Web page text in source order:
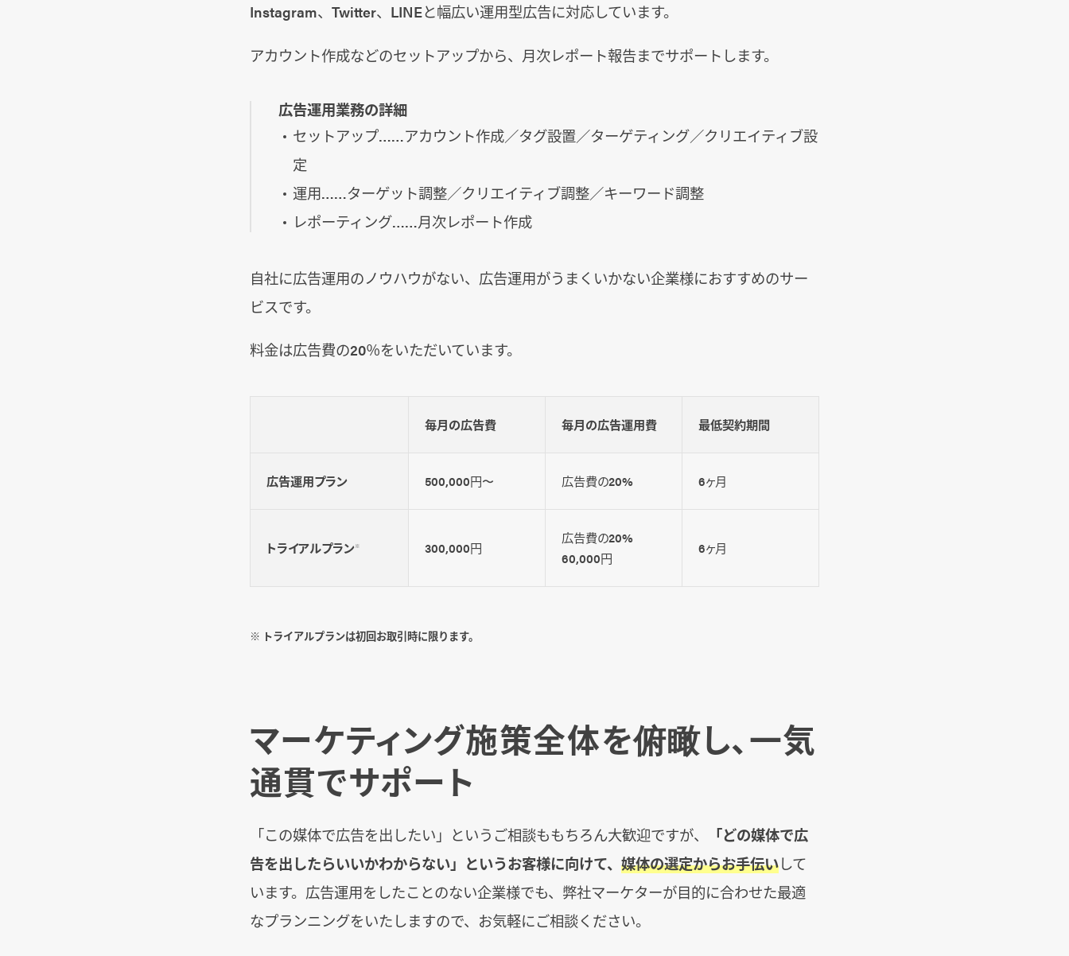
Instagram、Twitter、LINEと幅広い運用型広告に対応しています。
アカウント作成などのセットアップから、月次レポート報告までサポートします。
広告運用業務の詳細
セットアップ……アカウント作成／タグ設置／ターゲティング／クリエイティブ設
定
運用……ターゲット調整／クリエイティブ調整／キーワード調整
レポーティング……月次レポート作成
自社に広告運用のノウハウがない、広告運用がうまくいかない企業様におすすめのサー
ビスです。
料金は広告費の20％をいただいています。
毎月の広告費 毎月の広告運用費 最低契約期間
広告運用プラン 500,000円〜 広告費の20% 6ヶ月
トライアルプラン※ 300,000円
広告費の20%
60,000円
6ヶ月
※ トライアルプランは初回お取引時に限ります。
マーケティング施策全体を俯瞰し、一気
通貫でサポート
「この媒体で広告を出したい」というご相談ももちろん大歓迎ですが、
「どの媒体で広
告を出したらいいかわからない」というお客様に向けて、 媒体の選定からお手伝いして
います。広告運用をしたことのない企業様でも、弊社マーケターが目的に合わせた最適
なプランニングをいたしますので、お気軽にご相談ください。